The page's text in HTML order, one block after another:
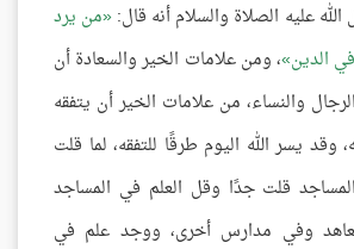
عليه الصلاة والسلام أنه قال: من يرد
الدين ، ومن علامات الخير والسعادة أن
والنساء، من علامات الخير أن يتفقه
وقد يسر الله اليوم طرقًا للتفقه، لما قلت
قلت جدًا وقل العلم في المساجد
وفي مدارس أخرى، ووجد علم في